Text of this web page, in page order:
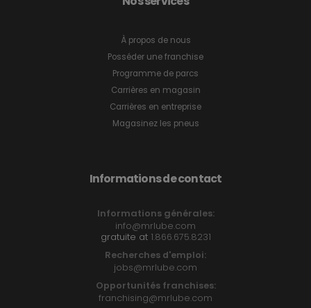
À propos de nous
Posséder une franchise
Programme de parcs
Carrières en magasin
Carrières en entreprise
Magasinez les pneus
Informations de contact
Informations générales:
info@mrlube.com
gratuite at 1.866.675.8231
Recherches d'emploi:
jobs@mrlube.com
Opportunités franchises:
franchising@mrlube.com